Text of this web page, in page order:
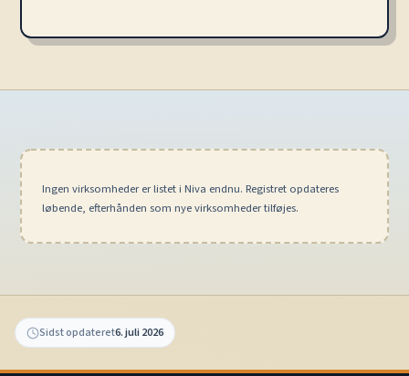
Ingen virksomheder er listet i Niva endnu. Registret opdateres
løbende, efterhånden som nye virksomheder tilføjes.
Sidst opdateret6. juli 2026